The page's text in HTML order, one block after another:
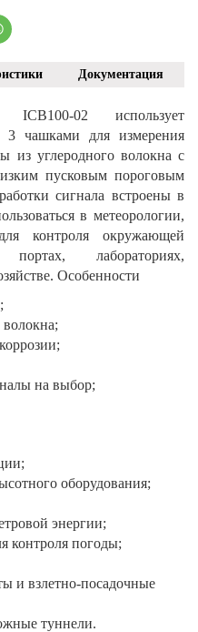
Документация
02 использует
3 чашками для измерения
из углеродного волокна с
пусковым пороговым
сигнала встроены в
в метеорологии,
контроля окружающей
лабораториях,
Особенности
на выбор;
оборудования;
энергии;
контроля погоды;
и взлетно-посадочные
туннели.